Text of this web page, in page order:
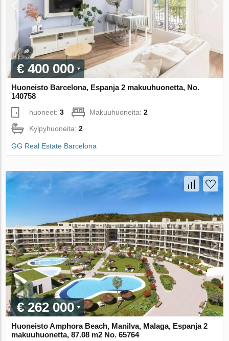
€ 400 000
Huoneisto Barcelona, Espanja 2 makuuhuonetta, No.
140758
huoneet:3 Makuuhuoneita:2
Kylpyhuoneita:2
GG Real Estate Barcelona
€ 262 000
Huoneisto Amphora Beach, Manilva, Malaga, Espanja 2
makuuhuonetta, 87.08 m2 No. 65764